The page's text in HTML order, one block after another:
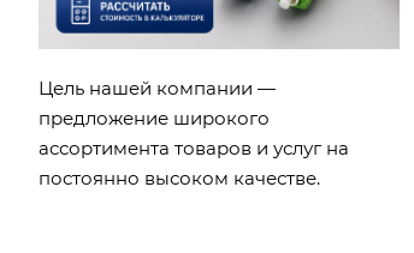
Цель нашей компании —
предложение широкого
ассортимента товаров и услуг на
постоянно высоком качестве.